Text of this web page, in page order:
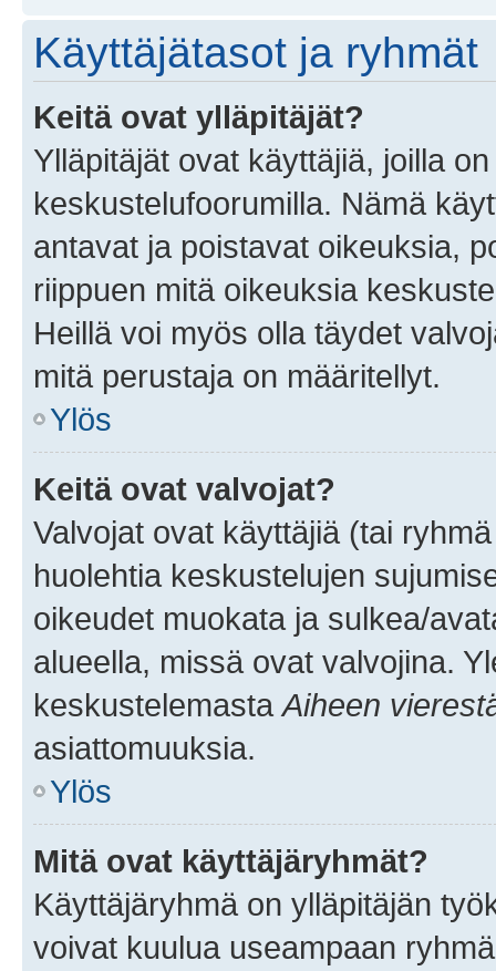
Käyttäjätasot ja ryhmät
Keitä ovat ylläpitäjät?
Ylläpitäjät ovat käyttäjiä, joilla
keskustelufoorumilla. Nämä
antavat ja poistavat oikeuksia,
riippuen mitä oikeuksia
Heillä voi myös olla täydet
mitä perustaja on määritellyt.
Ylös
Keitä ovat valvojat?
Valvojat ovat käyttäjiä (tai
huolehtia keskustelujen
oikeudet muokata ja sulkea/
alueella, missä ovat valvojina.
keskustelemasta Aiheen
asiattomuuksia.
Ylös
Mitä ovat käyttäjäryhmät?
Käyttäjäryhmä on ylläpitäjän
voivat kuulua useampaan